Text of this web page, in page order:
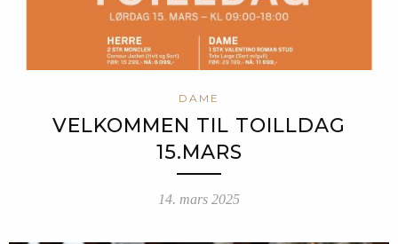
DAME
VELKOMMEN TIL TOILLDAG
15.MARS
14. mars 2025